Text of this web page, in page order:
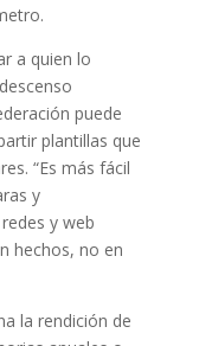
a quien lo
puede
plantillas que
“Es más fácil
y
y web
hechos, no en
la rendición de